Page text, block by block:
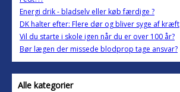
Energi drik - bladselv eller køb færdige ?
DK halter efter: Flere dør og bliver syge af kræft
Vil du starte i skole igen når du er over 100 år?
Bør lægen der missede blodprop tage ansvar?
Alle kategorier